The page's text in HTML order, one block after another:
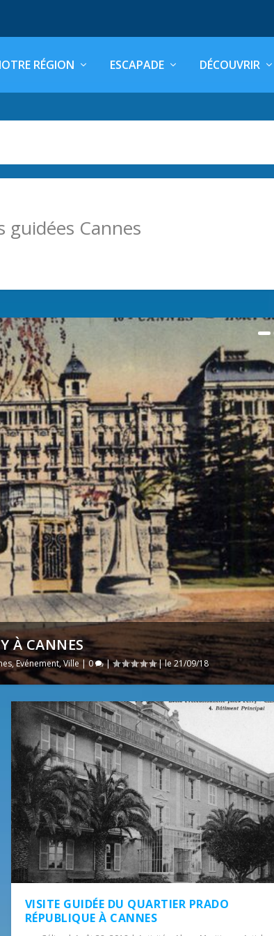
RÉGION ESCAPADE DÉCOUVRIR
guidées Cannes
À CANNES
,Evénement,Ville |0 | | le 21/09/18
VISITE GUIDÉE DU QUARTIER PRADO
RÉPUBLIQUE À CANNES